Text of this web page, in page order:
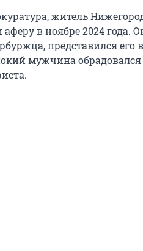
житель
в ноябре 2024 года.
представился его
мужчина